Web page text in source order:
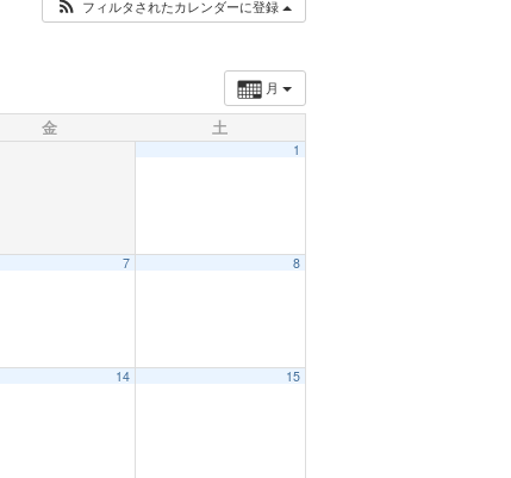
フィルタされたカレンダーに登録
月
金 土
1
7 8
14 15